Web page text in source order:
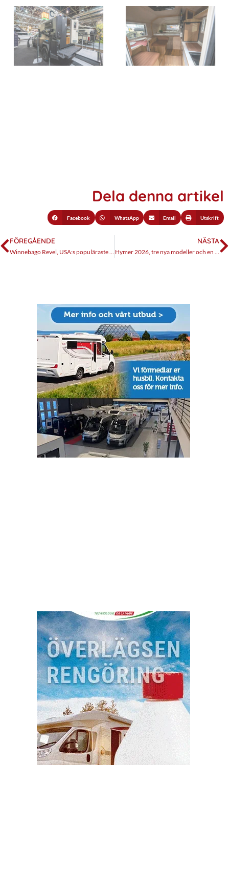
Dela denna artikel
Facebook WhatsApp Email Utskrift
FÖREGÅENDE
Winnebago Revel, USA:s populäraste 4×4 plåtis
NÄSTA
Hymer 2026, tre nya modeller och en ny anläggning